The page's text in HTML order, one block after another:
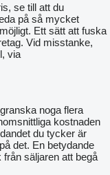
se till att du
på så mycket
Ett sätt att fuska
Vid misstanke,
via
noga flera
kostnaden
du tycker är
det. En betydande
säljaren att begå